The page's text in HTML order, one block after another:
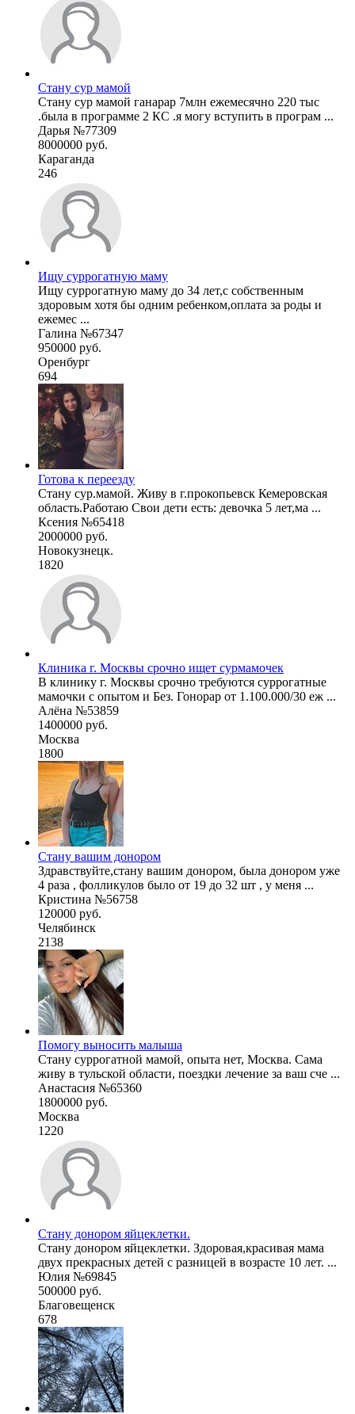
Стану сур мамой
Стану сур мамой ганарар 7млн ежемесячно 220 тыс
.была в программе 2 КС .я могу вступить в програм ...
Дарья №77309
8000000 руб.
Караганда
246
Ищу суррогатную маму
Ищу суррогатную маму до 34 лет,с собственным
здоровым хотя бы одним ребенком,оплата за роды и
ежемес ...
Галина №67347
950000 руб.
Оренбург
694
Готова к переезду
Стану сур.мамой. Живу в г.прокопьевск Кемеровская
область.Работаю Свои дети есть: девочка 5 лет,ма ...
Ксения №65418
2000000 руб.
Новокузнецк.
1820
Клиника г. Москвы срочно ищет сурмамочек
В клинику г. Москвы срочно требуются суррогатные
мамочки с опытом и Без. Гонорар от 1.100.000/30 еж ...
Алёна №53859
1400000 руб.
Москва
1800
Стану вашим донором
Здравствуйте,стану вашим донором, была донором уже
4 раза , фолликулов было от 19 до 32 шт , у меня ...
Кристина №56758
120000 руб.
Челябинск
2138
Помогу выносить малыша
Стану суррогатной мамой, опыта нет, Москва. Сама
живу в тульской области, поездки лечение за ваш сче ...
Анастасия №65360
1800000 руб.
Москва
1220
Стану донором яйцеклетки.
Стану донором яйцеклетки. Здоровая,красивая мама
двух прекрасных детей с разницей в возрасте 10 лет. ...
Юлия №69845
500000 руб.
Благовещенск
678